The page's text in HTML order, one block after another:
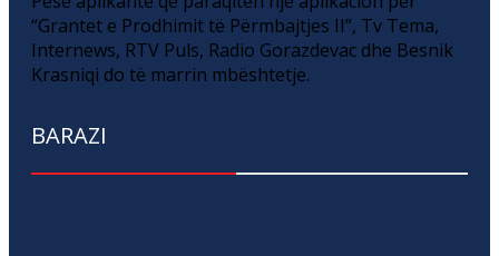
“Grantet e Prodhimit të Përmbajtjes II”, Tv Tema,
Internews, RTV Puls, Radio Gorazdevac dhe Besnik
Krasniqi do të marrin mbështetje.
BARAZI